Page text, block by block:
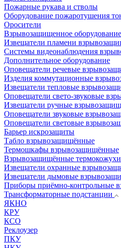
Пожарные рукава и стволы
Оборудование пожаротушения
Оросители
Взрывозащищенное оборудование
Извещатели пламени
Системы видеонаблюдения
Дополнительное оборудование
Оповещатели речевые
Изделия коммутационные
Извещатели тепловые
Оповещатели свето-звуковые
Извещатели ручные
Оповещатели звуковые
Оповещатели световые
Барьер искрозащиты
Табло взрывозащищённые
Термошкафы взрывозащищённые
Взрывозащищённые термокожухи
Извещатели охранные
Извещатели дымовые
Приборы приёмно-контрольные
Трансформаторные подстанции
ЯКНО
КРУ
КСО
Реклоузер
ПКУ